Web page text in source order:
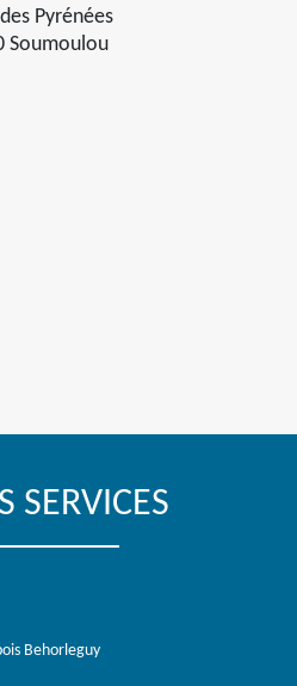
Pyrénées
Soumoulou
SERVICES
Behorleguy